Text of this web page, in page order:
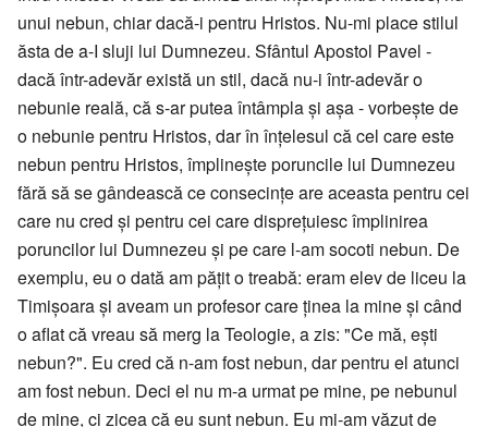
unui nebun, chiar dacă-i pentru Hristos. Nu-mi place stilul
ăsta de a-I sluji lui Dumnezeu. Sfântul Apostol Pavel -
dacă într-adevăr există un stil, dacă nu-i într-adevăr o
nebunie reală, că s-ar putea întâmpla și așa - vorbește de
o nebunie pentru Hristos, dar în înțelesul că cel care este
nebun pentru Hristos, împlinește poruncile lui Dumnezeu
fără să se gândească ce consecințe are aceasta pentru cei
care nu cred și pentru cei care disprețuiesc împlinirea
poruncilor lui Dumnezeu și pe care l-am socoti nebun. De
exemplu, eu o dată am pățit o treabă: eram elev de liceu la
Timișoara și aveam un profesor care ținea la mine și când
o aflat că vreau să merg la Teologie, a zis: "Ce mă, ești
nebun?". Eu cred că n-am fost nebun, dar pentru el atunci
am fost nebun. Deci el nu m-a urmat pe mine, pe nebunul
de mine, ci zicea că eu sunt nebun. Eu mi-am văzut de